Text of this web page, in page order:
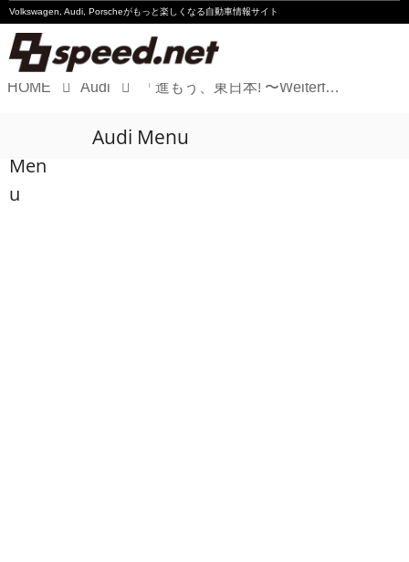
Volkswagen, Audi, Porscheがもっと楽しくなる自動車情報サイト
Audi
HOME Audi 「進もう、東日本! 〜Weiterfahren, Ost Japan!〜」を開催!!
Men
u
Audi Menu